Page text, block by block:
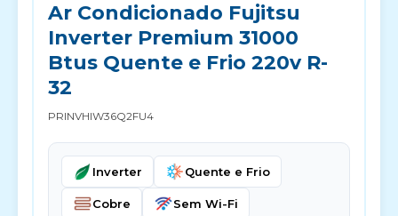
Ar Condicionado Fujitsu
Inverter Premium 31000
Btus Quente e Frio 220v R-
32
PRINVHIW36Q2FU4
Inverter Quente e Frio
Cobre Sem Wi-Fi